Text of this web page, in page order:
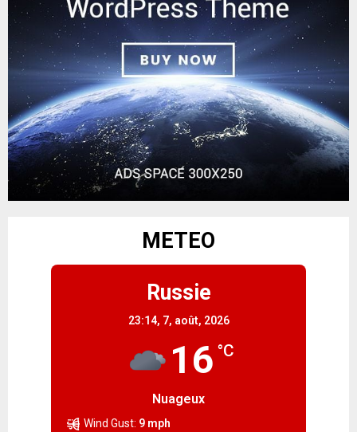
METEO
Russie
23:14, 7, août, 2026
16 °C
Nuageux
Wind Gust: 9 mph